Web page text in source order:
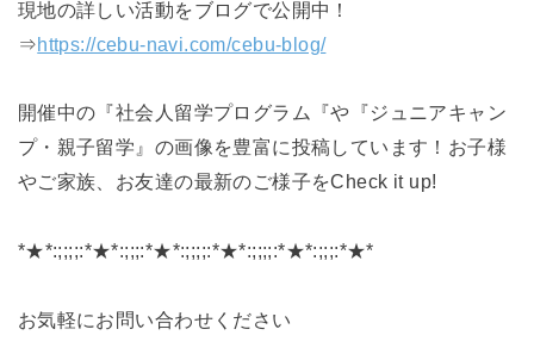
現地の詳しい活動‍‍‍をブログで公開中！
⇒https://cebu-navi.com/cebu-blog/
開催中の『社会人留学プログラム『や『ジュニアキャン
プ・親子留学』の画像を豊富に投稿しています！お子様
やご家族、お友達の最新のご様子をCheck it up!
*★*:;;;;:*★*:;;;:*★*:;;;;:*★*:;;;;:*★*:;;;:*★*
お気軽にお問い合わせください